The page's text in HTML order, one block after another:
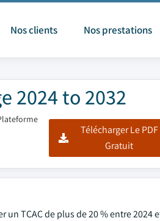
Nos clients Nos prestations
2024 to 2032
Télécharger Le PDF
Gratuit
TCAC de plus de 20 % entre 2024